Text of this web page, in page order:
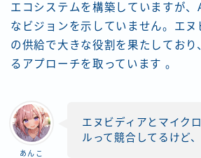
エコシステムを構築していますが
なビジョンを示していません。エ
の供給で大きな役割を果たしてお
るアプローチを取っています​ 。
あんこ
エヌビディアとマイク
ルって競合してるけど